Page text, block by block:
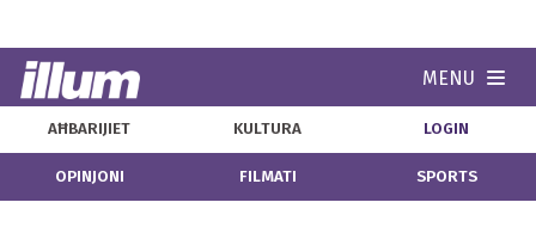
MENU
AĦBARIJIET KULTURA LOGIN
OPINJONI FILMATI SPORTS